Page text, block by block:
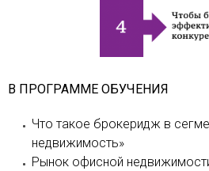
В ПРОГРАММЕ ОБУЧЕНИЯ
Что такое брокеридж в
недвижимость»
Рынок офисной